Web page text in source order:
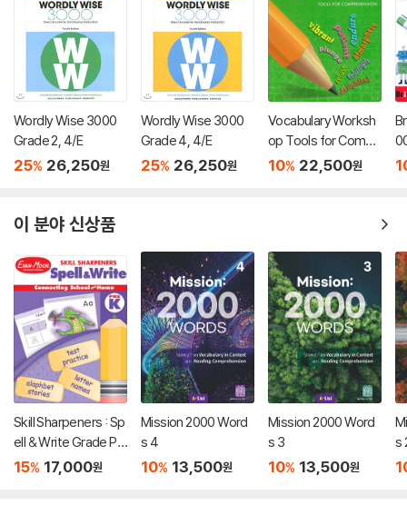
Wordly Wise 3000
Grade 2, 4/E
25% 26,250원
Wordly Wise 3000
Grade 4, 4/E
25% 26,250원
Vocabulary Worksh
op Tools for Compr
ehension Green (G-
10% 22,500원
이 분야 신상품
Skill Sharpeners : Sp
ell & Write Grade Pr
e-K
15% 17,000원
Mission 2000 Word
s 4
10% 13,500원
Mission 2000 Word
s 3
10% 13,500원
s